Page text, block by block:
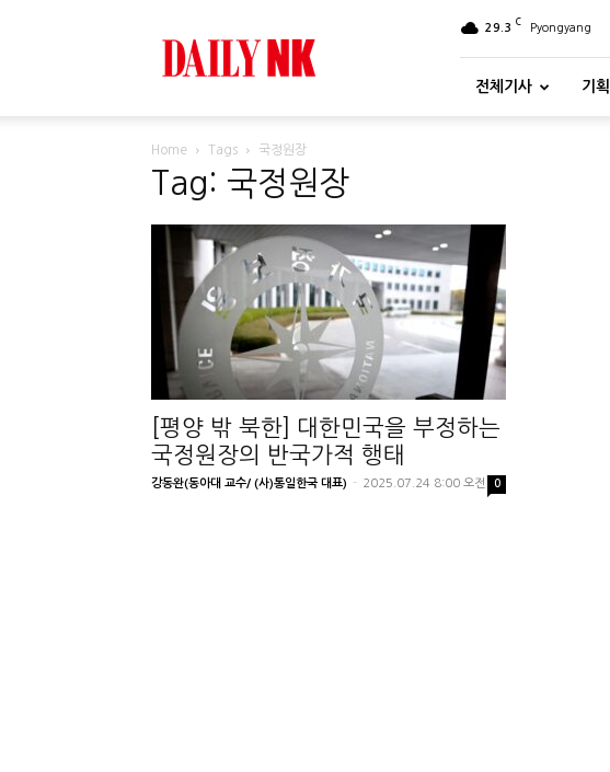
29.3 C Pyongyang
전체기사 기획
Home Tags 국정원장
Tag: 국정원장
[평양 밖 북한] 대한민국을 부정하는
국정원장의 반국가적 행태
강동완(동아대 교수/ (사)통일한국 대표) - 2025.07.24 8:00 오전 0